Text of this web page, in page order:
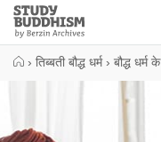
Close
Study
Buddhism
› तिब्बती बौद्ध धर्म › बौद्ध धर्म